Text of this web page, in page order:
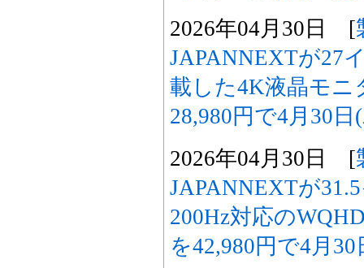
2026年04月30日 [
JAPANNEXTが27
載した4K液晶モニ
28,980円で4月30
2026年04月30日 [
JAPANNEXTが
200Hz対応の
を42,980円で4月